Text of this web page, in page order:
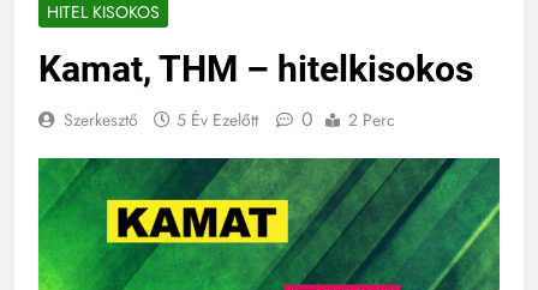
HITEL KISOKOS
Kamat, THM – hitelkisokos
Szerkesztő 5 Év Ezelőtt 0 2 Perc